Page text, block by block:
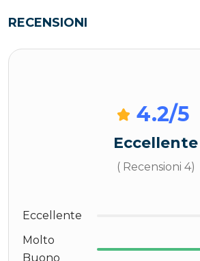
RECENSIONI
4.2/5
Eccellente
( Recensioni 4)
Eccellente
Molto
Buono